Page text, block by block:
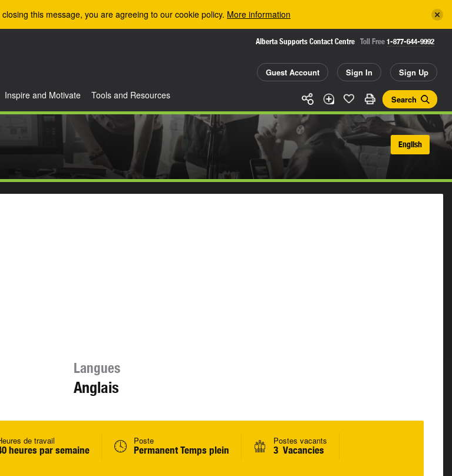
this message, you are agreeing to our cookie policy. More information
Alberta Supports Contact Centre Toll Free 1-877-644-9992
Guest Account Sign In Sign Up
Search
Inspire and Motivate Tools and Resources
English
Langues
Anglais
de travail
heures par semaine
Poste
Permanent Temps plein
Postes vacants
3 Vacancies